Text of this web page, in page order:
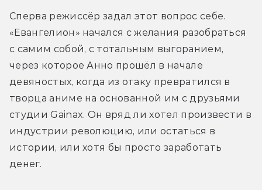
Сперва режиссёр задал этот вопрос себе.
«Евангелион» начался с желания разобраться
с самим собой, с тотальным выгоранием,
через которое Анно прошёл в начале
девяностых, когда из отаку превратился в
творца аниме на основанной им с друзьями
студии Gainax. Он вряд ли хотел произвести в
индустрии революцию, или остаться в
истории, или хотя бы просто заработать
денег.